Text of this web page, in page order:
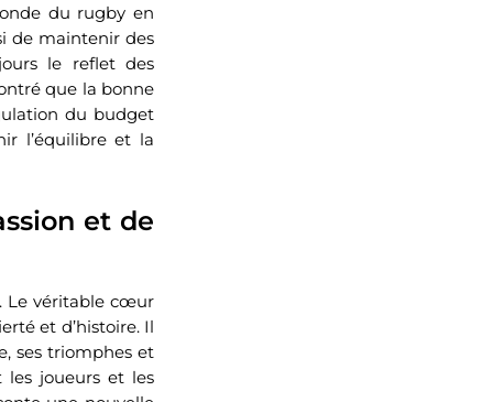
du rugby en
de maintenir des
le reflet des
que la bonne
du budget
l’équilibre et la
et de
Le véritable cœur
et d’histoire. Il
ses triomphes et
les joueurs et les